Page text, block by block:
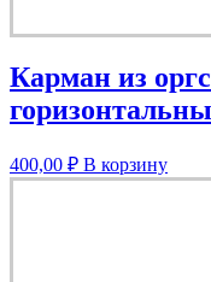
Карман из
400,00 ₽ В корзину